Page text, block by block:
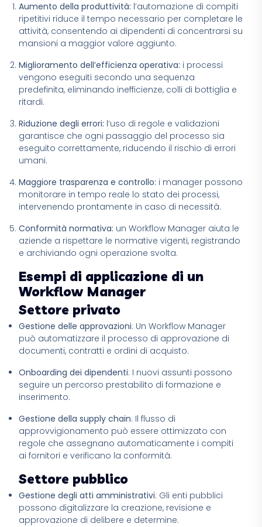
Aumento della produttività: l’automazione di compiti
ripetitivi riduce il tempo necessario per completare le
attività, consentendo ai dipendenti di concentrarsi su
mansioni a maggior valore aggiunto.
Miglioramento dell’efficienza operativa: i processi
vengono eseguiti secondo una sequenza
predefinita, eliminando inefficienze, colli di bottiglia e
ritardi.
Riduzione degli errori: l‘uso di regole e validazioni
garantisce che ogni passaggio del processo sia
eseguito correttamente, riducendo il rischio di errori
umani.
Maggiore trasparenza e controllo: i manager possono
monitorare in tempo reale lo stato dei processi,
intervenendo prontamente in caso di necessità.
Conformità normativa: un Workflow Manager aiuta le
aziende a rispettare le normative vigenti, registrando
e archiviando ogni operazione svolta.
Esempi di applicazione di un
Workflow Manager
Settore privato
Gestione delle approvazioni: Un Workflow Manager
può automatizzare il processo di approvazione di
documenti, contratti e ordini di acquisto.
Onboarding dei dipendenti: I nuovi assunti possono
seguire un percorso prestabilito di formazione e
inserimento.
Gestione della supply chain: Il flusso di
approvvigionamento può essere ottimizzato con
regole che assegnano automaticamente i compiti
ai fornitori e verificano la conformità.
Settore pubblico
Gestione degli atti amministrativi: Gli enti pubblici
possono digitalizzare la creazione, revisione e
approvazione di delibere e determine.